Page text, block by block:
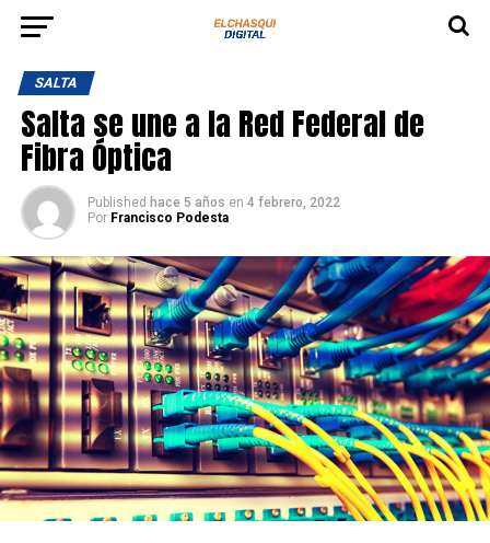
SALTA
Salta se une a la Red Federal de
Fibra Óptica
Published hace 5 años en 4 febrero, 2022
Por Francisco Podesta